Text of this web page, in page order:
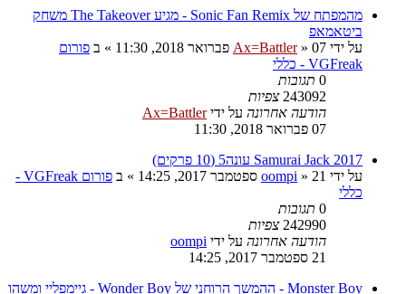
מהמפתח של Sonic Fan Remix - מגיע The Takeover משחק
ביטאמאפ
על ידי
Ax=Battler» 07 פברואר 2018, 11:30 » ב פורום
VGFreak - כללי
0 תגובות
243092 צפיות
הודעה אחרונה על ידיAx=Battler
07 פברואר 2018, 11:30
Samurai Jack 2017 עונה5 (10 פרקים)
על ידי
oompi » 21 ספטמבר 2017, 14:25 » ב
פורום VGFreak -
כללי
0 תגובות
242990 צפיות
הודעה אחרונה על ידי oompi
21 ספטמבר 2017, 14:25
Monster Boy - ההמשך הרוחני של Wonder Boy - גיימפליי ומשהו